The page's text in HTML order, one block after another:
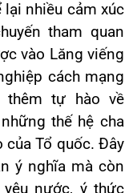
nhiều cảm xúc
tham quan
vào Lăng viếng
cách mạng
thêm tự hào về
thế hệ cha
của Tổ quốc. Đây
ý nghĩa mà còn
nước, ý thức